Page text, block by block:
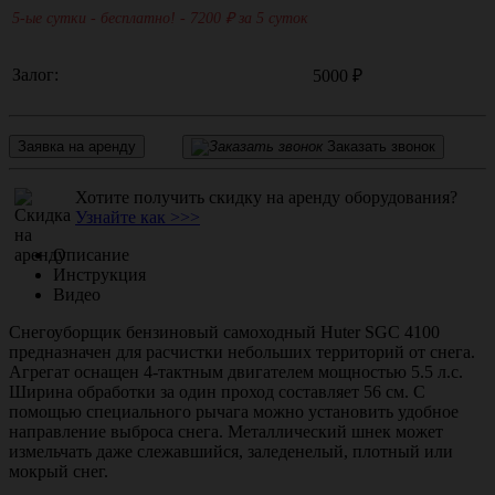
5-ые сутки - бесплатно! - 7200 ₽ за 5 суток
Залог: 5000 ₽
Заявка на аренду Заказать звонок
Хотите получить скидку на аренду оборудования?
Узнайте как >>>
Описание
Инструкция
Видео
Снегоуборщик бензиновый самоходный Huter SGC 4100
предназначен для расчистки небольших территорий от снега.
Агрегат оснащен 4-тактным двигателем мощностью 5.5 л.с.
Ширина обработки за один проход составляет 56 см. С
помощью специального рычага можно установить удобное
направление выброса снега. Металлический шнек может
измельчать даже слежавшийся, заледенелый, плотный или
мокрый снег.